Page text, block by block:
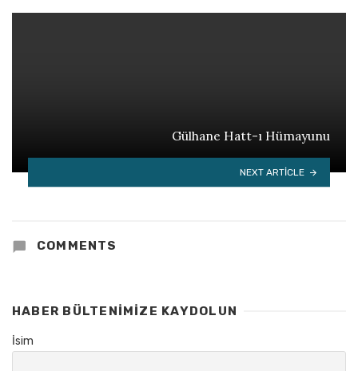
Gülhane Hatt-ı Hümayunu
NEXT ARTICLE
COMMENTS
HABER BÜLTENIMIZE KAYDOLUN
İsim